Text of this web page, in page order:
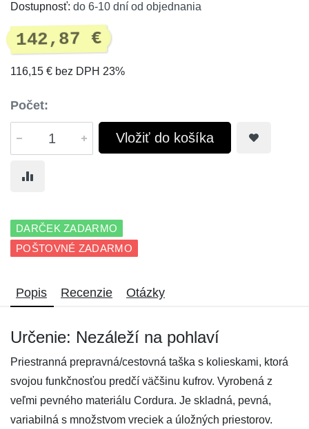
Dostupnosť: do 6-10 dní od objednania
142,87 €
116,15 € bez DPH 23%
Počet:
Vložiť do košíka
DARČEK ZADARMO
POŠTOVNÉ ZADARMO
Popis Recenzie Otázky
Určenie: Nezáleží na pohlaví
Priestranná prepravná/cestovná taška s kolieskami, ktorá
svojou funkčnosťou predčí väčšinu kufrov. Vyrobená z
veľmi pevného materiálu Cordura. Je skladná, pevná,
variabilná s množstvom vreciek a úložných priestorov.